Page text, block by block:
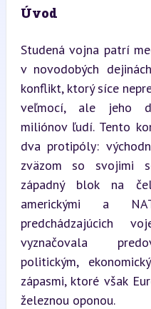
Úvod
Studená vojna patrí
v novodobých
konflikt, ktorý síce
veľmocí, ale jeho
miliónov ľudí. Tento
dva protipóly:
zväzom so svojimi
západný blok na
americkými a
predchádzajúcich
vyznačovala
politickým,
zápasmi, ktoré však
železnou oponou.